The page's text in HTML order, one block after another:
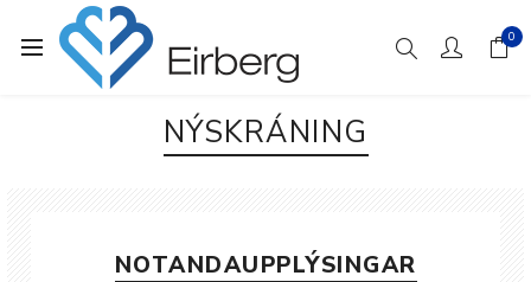
0
NÝSKRÁNING
NOTANDAUPPLÝSINGAR